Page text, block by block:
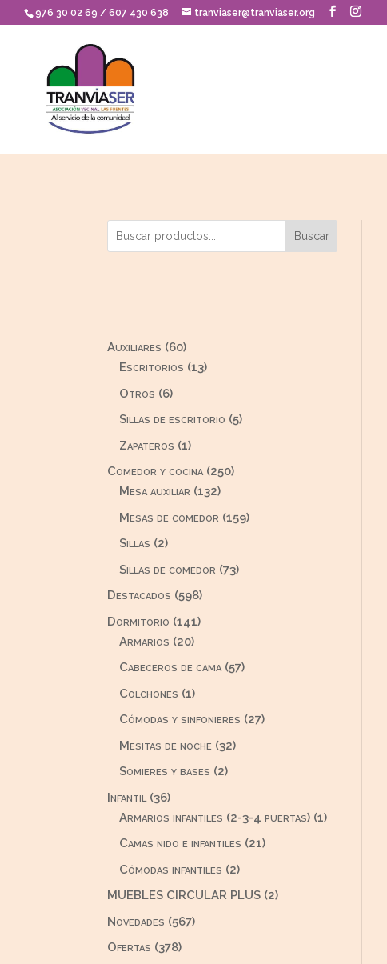
Skip
to
976 30 02 69 / 607 430 638 tranviaser@tranviaser.org
Buscar
Auxiliares 6060
productos
Escritorios 1313
Otros 66
Sillas de escritorio 55
Zapateros 11
producto
Comedor y cocina 250250
Mesa auxiliar 132132
productos
Mesas de comedor 159159
Sillas 22
productos
Sillas de comedor 7373
Destacados 598598
productos
Dormitorio 141141
Armarios 2020
productos
Cabeceros de cama 5757
Colchones 11
Cómodas y sinfonieres 2727
Mesitas de noche 3232
Somieres y bases 22
Infantil 3636
productos
Armarios infantiles (2-3-4 puertas) 11
Camas nido e infantiles 2121
Cómodas infantiles 22
productos
MUEBLES CIRCULAR PLUS 22
Novedades 567567
Ofertas 378378